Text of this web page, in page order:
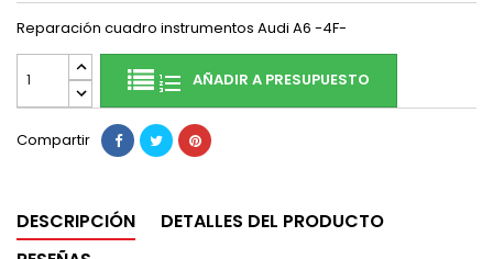
Reparación cuadro instrumentos Audi A6 -4F-
AÑADIR A PRESUPUESTO
Compartir
DESCRIPCIÓN
DETALLES DEL PRODUCTO